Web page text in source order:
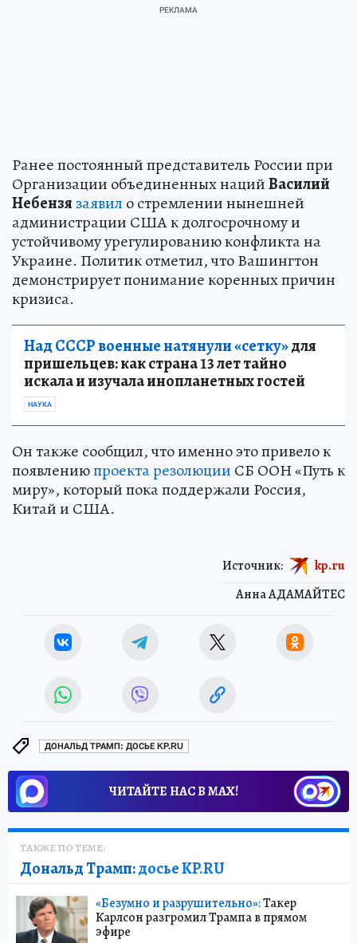
Ранее постоянный представитель России при
Организации объединенных нацийВасилий
Небензя заявил о стремлении нынешней
администрации США к долгосрочному и
устойчивому урегулированию конфликта на
Украине. Политик отметил, что Вашингтон
демонстрирует понимание коренных причин
кризиса.
Над СССР военные натянули «сетку»для
пришельцев: как страна 13 лет тайно
искала и изучала инопланетных гостей
НАУКА
Он также сообщил, что именно это привело к
появлениюпроекта резолюции СБ ООН «Путь к
миру», который пока поддержали Россия,
Китай и США.
Анна АДАМАЙТЕС
Источник: kp.ru
ДОНАЛЬД ТРАМП: ДОСЬЕ KP.RU
ЧИТАЙТЕ НАС В МАХ!
ТАКЖЕ ПО ТЕМЕ:
Дональд Трамп:досье KP.RU
«Безумно и разрушительно»:Такер
Карлсон разгромил Трампа в прямом
эфире